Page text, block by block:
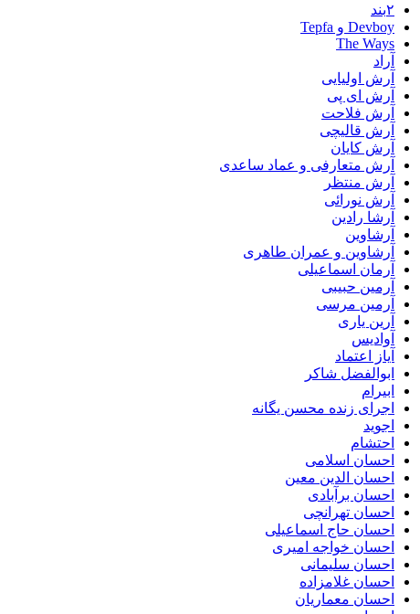
۲بند
Devboy و Tepfa
The Ways
آراد
آرش اولیایی
آرش ای پی
آرش فلاحت
آرش قالیچی
آرش کایان
آرش متعارفی و عماد ساعدی
آرش منتظر
آرش نورائی
آرشا رادین
آرشاوین
آرشاوین و عمران طاهری
آرمان اسماعیلی
آرمین حبیبی
آرمین مرسی
آرین یاری
آوادیس
آیاز اعتماد
ابوالفضل شاکر
ابیرام
اجرای زنده محسن یگانه
اجوید
احتشام
احسان اسلامی
احسان الدین معین
احسان برآبادی
احسان تهرانچی
احسان حاج اسماعیلی
احسان خواجه امیری
احسان سلیمانی
احسان غلامزاده
احسان معماریان